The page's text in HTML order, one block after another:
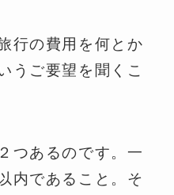
行の費用を何とか
うご要望を聞くこ
つあるのです。一
内であること。そ